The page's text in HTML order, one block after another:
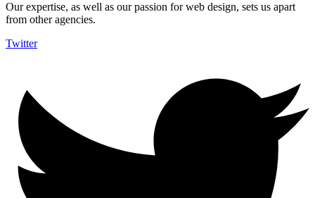
Our expertise, as well as our passion for web design, sets us apart
from other agencies.
Twitter